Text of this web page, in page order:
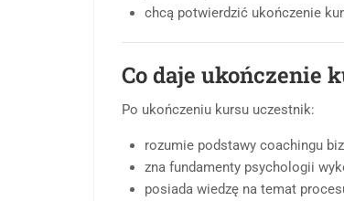
chcą potwierdzić ukończenie
Co daje ukończenie
Po ukończeniu kursu uczestnik:
rozumie podstawy coachingu
zna fundamenty psychologii
posiada wiedzę na temat